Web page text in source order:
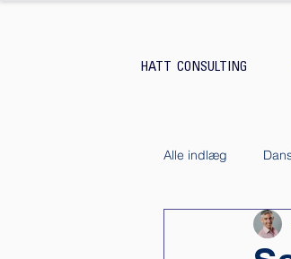
HATT CONSULTING
Alle indlæg
Kundeservice